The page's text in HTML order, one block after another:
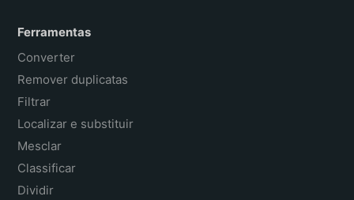
Ferramentas
Converter
Remover duplicatas
Filtrar
Localizar e substituir
Mesclar
Classificar
Dividir